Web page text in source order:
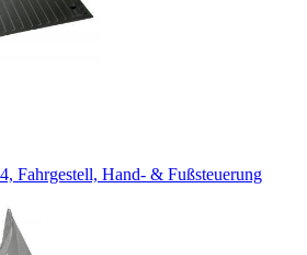
Fahrgestell, Hand- & Fußsteuerung